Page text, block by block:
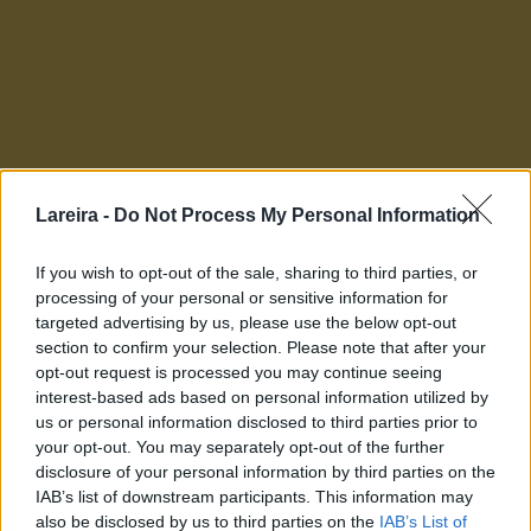
Lareira - Do Not Process My Personal Information
If you wish to opt-out of the sale, sharing to third parties, or
processing of your personal or sensitive information for
targeted advertising by us, please use the below opt-out
section to confirm your selection. Please note that after your
opt-out request is processed you may continue seeing
interest-based ads based on personal information utilized by
us or personal information disclosed to third parties prior to
your opt-out. You may separately opt-out of the further
disclosure of your personal information by third parties on the
IAB’s list of downstream participants. This information may
also be disclosed by us to third parties on the IAB’s List of
Orujo de Galicia / Augardente de Galicia (I.G.)
Los aguardientes gallegos, de 37,5% vol. al 50% vol. de
alcohol (según sea envejecido o no), tienen una
Indicación Geográfica que los protege. Son el resultado
de la destilación de los bagazos de las uvas gallegas y
tienen un intenso aroma que, a veces, sirve para
sospechar un origen distinto, o una mezcla con